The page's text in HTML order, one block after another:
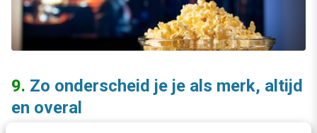
9. Zo onderscheid je je als merk, altijd
en overal